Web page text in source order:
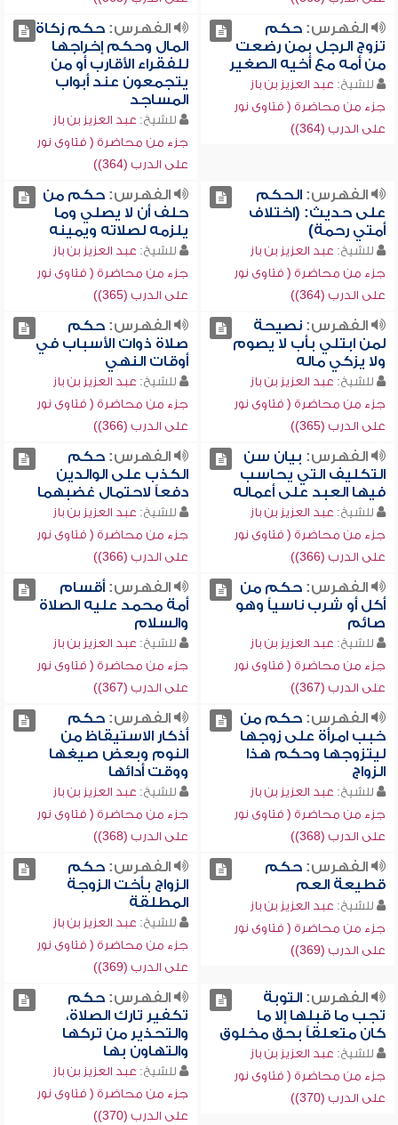
الفهرس:حكم
تزوج الرجل بمن رضعت
من أمه مع أخيه الصغير
للشيخ: عبد العزيز بن باز
جزء من محاضرة ( فتاوى نور
على الدرب (364))
الفهرس:حكم زكاة
المال وحكم إخراجها
للفقراء الأقارب أو من
يتجمعون عند أبواب
المساجد
للشيخ: عبد العزيز بن باز
جزء من محاضرة ( فتاوى نور
على الدرب (364))
الفهرس:الحكم
على حديث: (اختلاف
أمتي رحمة)
للشيخ: عبد العزيز بن باز
جزء من محاضرة ( فتاوى نور
على الدرب (364))
الفهرس:حكم من
حلف أن لا يصلي وما
يلزمه لصلاته ويمينه
للشيخ: عبد العزيز بن باز
جزء من محاضرة ( فتاوى نور
على الدرب (365))
الفهرس:نصيحة
لمن ابتلي بأب لا يصوم
ولا يزكي ماله
للشيخ: عبد العزيز بن باز
جزء من محاضرة ( فتاوى نور
على الدرب (365))
الفهرس:حكم
صلاة ذوات الأسباب في
أوقات النهي
للشيخ: عبد العزيز بن باز
جزء من محاضرة ( فتاوى نور
على الدرب (366))
الفهرس: بيان سن
التكليف التي يحاسب
فيها العبد على أعماله
للشيخ: عبد العزيز بن باز
جزء من محاضرة ( فتاوى نور
على الدرب (366))
الفهرس:حكم
الكذب على الوالدين
دفعاً لاحتمال غضبهما
للشيخ: عبد العزيز بن باز
جزء من محاضرة ( فتاوى نور
على الدرب (366))
الفهرس:حكم من
أكل أو شرب ناسياً وهو
صائم
للشيخ: عبد العزيز بن باز
جزء من محاضرة ( فتاوى نور
على الدرب (367))
الفهرس:أقسام
أمة محمد عليه الصلاة
والسلام
للشيخ: عبد العزيز بن باز
جزء من محاضرة ( فتاوى نور
على الدرب (367))
الفهرس:حكم من
خبب امرأة على زوجها
ليتزوجها وحكم هذا
الزواج
للشيخ: عبد العزيز بن باز
جزء من محاضرة ( فتاوى نور
على الدرب (368))
الفهرس:حكم
أذكار الاستيقاظ من
النوم وبعض صيغها
ووقت أدائها
للشيخ: عبد العزيز بن باز
جزء من محاضرة ( فتاوى نور
على الدرب (368))
الفهرس:حكم
قطيعة العم
للشيخ: عبد العزيز بن باز
جزء من محاضرة ( فتاوى نور
على الدرب (369))
الفهرس:حكم
الزواج بأخت الزوجة
المطلقة
للشيخ: عبد العزيز بن باز
جزء من محاضرة ( فتاوى نور
على الدرب (369))
الفهرس:التوبة
تجب ما قبلها إلا ما
كان متعلقاً بحق مخلوق
للشيخ: عبد العزيز بن باز
جزء من محاضرة ( فتاوى نور
على الدرب (370))
الفهرس:حكم
تكفير تارك الصلاة،
والتحذير من تركها
والتهاون بها
للشيخ: عبد العزيز بن باز
جزء من محاضرة ( فتاوى نور
على الدرب (370))